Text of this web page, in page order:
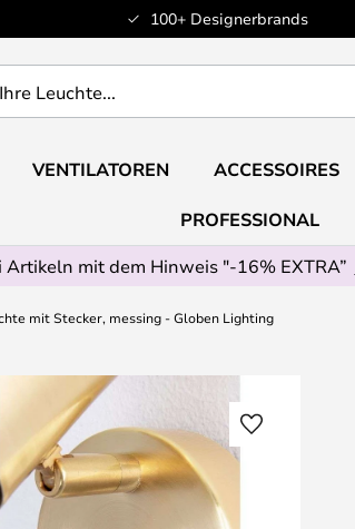
100+ Designerbrands
VENTILATOREN ACCESSOIRES
PROFESSIONAL
mit dem Hinweis "-16% EXTRA”
mit Stecker, messing - Globen Lighting